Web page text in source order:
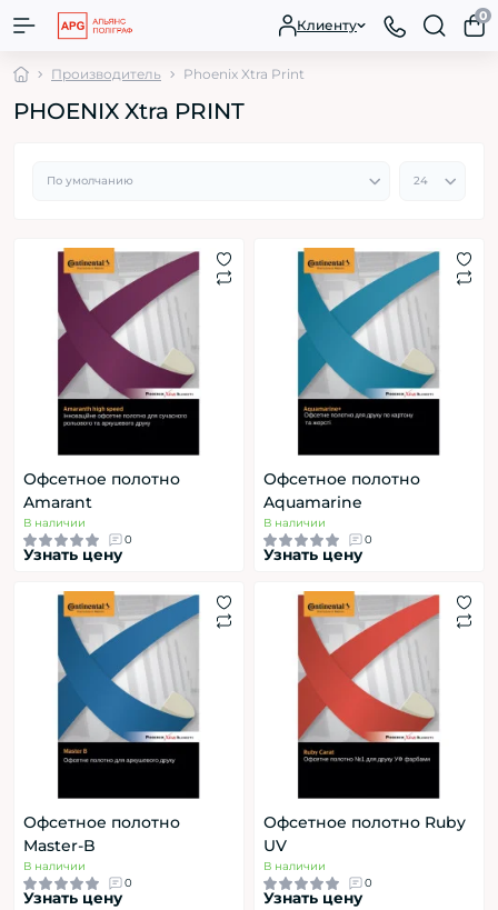
Клиенту
0
Производитель Phoenix Xtra Print
PHOENIX Xtra PRINT
Офсетное полотно
Amarant
В наличии
0
Узнать цену
Офсетное полотно
Aquamarine
В наличии
0
Узнать цену
Офсетное полотно
Master-B
В наличии
0
Узнать цену
Офсетное полотно Ruby
UV
В наличии
0
Узнать цену